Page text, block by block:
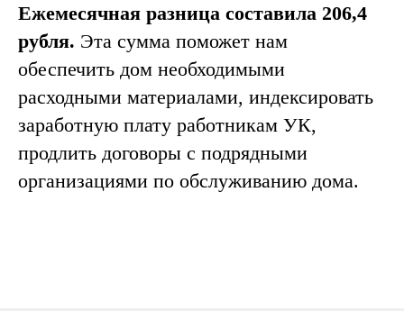
Ежемесячная разница составила 206,4
рубля. Эта сумма поможет нам
обеспечить дом необходимыми
расходными материалами, индексировать
заработную плату работникам УК,
продлить договоры с подрядными
организациями по обслуживанию дома.